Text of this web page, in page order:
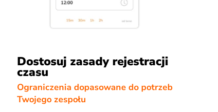
Dostosuj zasady rejestracji
czasu
Ograniczenia dopasowane do potrzeb
Twojego zespołu